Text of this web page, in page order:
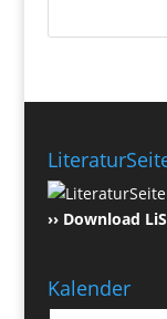
›› Download
Kalender